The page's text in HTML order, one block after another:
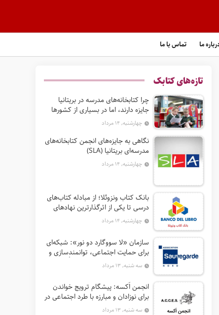
ما تماس با ما
تازه‌های کتابک
چرا کتابخانه‌های مدرسه در بریتانیا
جایزه دارند، اما در بسیاری از کشورها
نه؟چهارشنبه, ۱۴ مرداد
نگاهی به جایزه‌های انجمن کتابخانه‌های
مدرسه‌ای بریتانیا (SLA)
چهارشنبه, ۱۴ مرداد
بانک کتاب ونزوئلا؛ از مبادله کتاب‌های
درسی تا یکی از اثرگذارترین نهادهای
ترویج خواندن در آمریکای لاتین
چهارشنبه, ۱۴ مرداد
سازمان «لا سووگارد دو نور»: شبکه‌ای
برای حمایت اجتماعی، توانمندسازی و
ترویج فرهنگ (آ. د. اِن. اِس. اُ. آ سابق)
سه شنبه, ۱۳ مرداد
انجمن اَکسه: پیشگام ترویج خواندن
برای نوزادان و مبارزه با طرد اجتماعی در
فرانسه
سه شنبه, ۱۳ مرداد